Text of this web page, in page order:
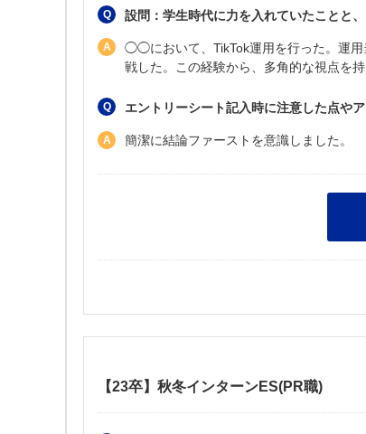
設問：学生時代に力を入れていたことと
◯◯において、TikTok運用を行った。運用
戦した。この経験から、多角的な視点を
エントリーシート記入時に注意した点や
簡潔に結論ファーストを意識しました。
【23卒】秋冬インターンES(PR職)